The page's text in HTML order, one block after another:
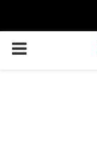
PRIMARY